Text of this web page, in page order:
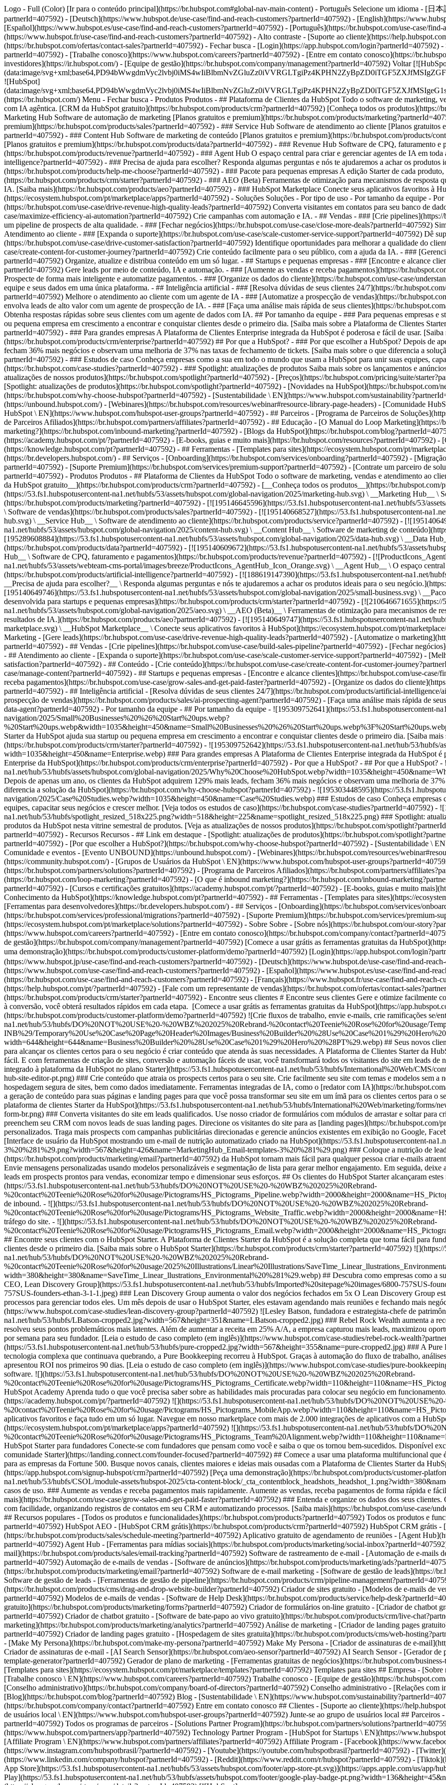
Logo - Full (Color) [Ir para o conteúdo principal](https://br.hubspot.com#global-nav-main-content) - Português Selecione um idioma - [日
partnerId=407592) - [Deutsch](https://www.hubspot.de/use-case/find-and-reach-customers?partnerId=407592) - [English](https://
[Español](https://www.hubspot.es/use-case/find-and-reach-customers?partnerId=407592) - [Português](https://br.hubspot.com/use-case/
(https://www.hubspot.fr/use-case/find-and-reach-customers?partnerId=407592) - Alto contraste - [Suporte ao cliente](https://
(https://br.hubspot.com/ofertas/contact-sales?partnerId=407592) - Fechar busca - [Login](https://app.hubspot.com/login?partnerId=407592)
partnerId=407592) - [Trabalhe conosco](https://www.hubspot.com/careers?partnerId=407592) - [Entre em contato conosco](https://
investidores](https://ir.hubspot.com/) - [Equipe de gestão](https://br.hubspot.com/company/management?partnerId=407592) Voltar
(data:image/
![HubSpot]
(data:image/
(https://br.hubspot.com/) Menu - Fechar busca - Produtos Produtos - ## Plataforma de Clientes da HubSpot Todo o software de marketing,
com IA agêntica. [CRM da HubSpot gratuito](https://br.hubspot.com/products/crm?partnerId=407592) [Conheça todos os produtos](https://
Marketing Hub Software de automação de marketing [Planos gratuitos e premium](https://br.hubspot.com/products/
premium](https://br.hubspot.com/products/sales?partnerId=407592) - ### Service Hub Software de atendimento ao cliente [Planos gratuitos
partnerId=407592) - ### Content Hub Software de marketing de conteúdo [Planos gratuitos e premium](https://br.hubspot.com/products/
[Planos gratuitos e premium](https://br.hubspot.com/products/data?partnerId=407592) - ### Revenue Hub Software de CPQ, faturamento e
(https://br.hubspot.com/products/revenue?partnerId=407592) - ### Agent Hub O espaço central para criar e gerenciar agentes de IA em
intelligence?partnerId=407592) - ### Precisa de ajuda para escolher? Responda algumas perguntas e nós te ajudaremos a achar os
(https://br.hubspot.com/products/help-me-choose?partnerId=407592) - ### Pacote para pequenas empresas A edição Starter de cada
(https://br.hubspot.com/products/crm/starter?partnerId=407592) - ### AEO (Beta) Ferramentas de otimização para mecanismos de resposta
IA. [Saiba mais](https://br.hubspot.com/products/aeo?partnerId=407592) - ### HubSpot Marketplace Conecte seus aplicativos favoritos à
(https://ecosystem.hubspot.com/pt/marketplace/apps?partnerId=407592) - Soluções Soluções - Por tipo de uso - Por tamanho da equipe -
(https://br.hubspot.com/use-case/drive-revenue-high-quality-leads?partnerId=407592) Converta visitantes em contatos para seu banco de
case/maximize-efficiency-ai-automation?partnerId=407592) Crie campanhas com automação e IA. - ## Vendas - ### [Crie
um pipeline de prospects de alta qualidade. - ### [Fechar negócios](https://br.hubspot.com/use-case/close-more-deals?partnerId=407592)
Atendimento ao cliente - ### [Expanda o suporte](https://br.hubspot.com/use-case/scale-customer-service-support?partnerId=407592) Dê
(https://br.hubspot.com/use-case/drive-customer-satisfaction?partnerId=407592) Identifique oportunidades para melhorar a qualidade do
case/create-content-for-customer-journey?partnerId=407592) Crie conteúdo facilmente para o seu público, com a ajuda da IA. - ###
partnerId=407592) Organize, atualize e distribua conteúdo em um só lugar. - ## Startups e pequenas empresas - ### [Encontre e alcance
partnerId=407592) Gere leads por meio de conteúdo, IA e automação. - ### [Aumente as vendas e receba pagamentos](https://
Prospecte de forma mais inteligente e automatize pagamentos. - ### [Organize os dados do cliente](https://br.hubspot.com/use-case/
equipe e seus dados em uma única plataforma. - ## Inteligência artificial - ### [Resolva dúvidas de seus clientes 24/7](https://
partnerId=407592) Melhore o atendimento ao cliente com um agente de IA - ### [Automatize a prospecção de vendas](https://
envolva leads de alto valor com um agente de prospecção de IA. - ### [Faça uma análise mais rápida de seus clientes](https://
Obtenha respostas rápidas sobre seus clientes com um agente de dados com IA. ## Por tamanho da equipe - ### Para pequenas empresas
ou pequena empresa em crescimento a encontrar e conquistar clientes desde o primeiro dia. [Saiba mais sobre a Plataforma de Clientes
partnerId=407592) - ### Para grandes empresas A Plataforma de Clientes Enterprise integrada da HubSpot é poderosa e fácil de usar.
(https://br.hubspot.com/products/crm/enterprise?partnerId=407592) ## Por que a HubSpot? - ### Por que escolher a HubSpot? Depois de
fecham 36% mais negócios e observam uma melhoria de 37% nas taxas de fechamento de tickets. [Saiba mais sobre o que diferencia a
partnerId=407592) - ### Estudos de caso Conheça empresas como a sua em todo o mundo que usam a HubSpot para unir suas equipes,
(https://br.hubspot.com/case-studies?partnerId=407592) - ### Spotlight: atualizações de produtos Saiba mais sobre os lançamentos e
atualizações de nossos produtos](https://br.hubspot.com/spotlight?partnerId=407592) - [Preços](https://br.hubspot.com/pricing/suite/
[Spotlight: atualizações de produtos](https://br.hubspot.com/spotlight?partnerId=407592) - [Novidades na HubSpot](https://br.hubspot.com/
(https://br.hubspot.com/why-choose-hubspot?partnerId=407592) - [Sustentabilidade \ EN](https://www.hubspot.com/
(https://unbound.hubspot.com/) - [Webinares](https://br.hubspot.com/resources/webinar#resource-library-page-headers) - [Comunidade
HubSpot \ EN](https://www.hubspot.com/hubspot-user-groups?partnerId=407592) - ## Parceiros - [Programa de Parceiros de
de Parceiros Afiliados](https://br.hubspot.com/partners/affiliates?partnerId=407592) - ## Educação - [O Manual do Loop
marketing?](https://br.hubspot.com/inbound-marketing?partnerId=407592) - [Blogs da HubSpot](https://br.hubspot.com/
(https://academy.hubspot.com/pt/?partnerId=407592) - [E-books, guias e muito mais](https://br.hubspot.com/resources?partnerId=407592) -
(https://knowledge.hubspot.com/pt?partnerId=407592) - ## Ferramentas - [Templates para sites](https://ecosystem.hubspot.com/pt/
(https://br.developers.hubspot.com/) - ## Serviços - [Onboarding](https://br.hubspot.com/services/onboarding?partnerId=407592) -
partnerId=407592) - [Suporte Premium](https://br.hubspot.com/services/premium-support?partnerId=407592) - [Contrate um parceiro de
partnerId=407592) - Produtos Produtos - ## Plataforma de Clientes da HubSpot Todo o software de marketing, vendas e atendimento ao cliente da HubSpot em uma única plataforma com IA agêntica. - [__CRM da HubSpot gratuito__](https://br.hubspot.com/products/crm?partnerId=407592) - [__Conheça todos os produtos__](https://br.hubspot.com/products/get-started?partnerId=407592) - [![195140668528](https://53.fs1.hubspotusercontent-na1.net/hubfs/53/assets/hubspot.com/global-navigation/2025/marketing-hub.svg) \ __Marketing Hub__ \ Software de automação de marketing](https://br.hubspot.com/products/marketing?partnerId=407592) - [![195146645596](https://53.fs1.hubspotusercontent-na1.net/hubfs/53/assets/hubspot.com/global-navigation/2025/sales-hub.svg) \ __Sales Hub__ \ Software de vendas](https://br.hubspot.com/products/sales?partnerId=407592) - [![195140668527](https://53.fs1.hubspotusercontent-na1.net/hubfs/53/assets/hubspot.com/global-navigation/2025/service-hub.svg) \ __Service Hub__ \ Software de atendimento ao cliente](https://br.hubspot.com/products/service?partnerId=407592) - [![195140649745](https://53.fs1.hubspotusercontent-na1.net/hubfs/53/assets/hubspot.com/global-navigation/2025/content-hub.svg) \ __Content Hub__ \ Software de marketing de conteúdo](https://br.hubspot.com/products/content?partnerId=407592) - [![195289608884](https://53.fs1.hubspotusercontent-na1.net/hubfs/53/assets/hubspot.com/global-navigation/2025/data-hub.svg) \ __Data Hub__ \ Software de gestão de dados](https://br.hubspot.com/products/data?partnerId=407592) - [![195140609672](https://53.fs1.hubspotusercontent-na1.net/hubfs/53/assets/hubspot.com/global-navigation/2025/commerce-hub.svg) \ __Revenue Hub__ \ Software de CPQ, faturamento e pagamentos](https://br.hubspot.com/products/revenue?partnerId=407592) - [![ProductIcons_AgentHub_Icon_Orange](https://53.fs1.hubspotusercontent-na1.net/hubfs/53/assets/webteam-cms-portal/images/breeze/ProductIcons_AgentHub_Icon_Orange.svg) \ __Agent Hub__ \ O espaço central para criar e gerenciar agentes de IA em toda a plataforma](https://br.hubspot.com/products/artificial-intelligence?partnerId=407592) - [![188619147390](https://53.fs1.hubspotusercontent-na1.net/hubfs/53/assets/hubspot.com/global-navigation/help-me-choose-tool.svg) \ __Precisa de ajuda para escolher?__ \ Responda algumas perguntas e nós te ajudaremos a achar os produtos ideais para o seu negócio.](https://br.hubspot.com/products/help-me-choose?partnerId=407592) - [![195140649746](https://53.fs1.hubspotusercontent-na1.net/hubfs/53/assets/hubspot.com/global-navigation/2025/small-business.svg) \ __Pacote para pequenas empresas__ \ A edição Starter de cada produto, desenvolvida para startups e pequenas empresas](https://br.hubspot.com/products/crm/starter?partnerId=407592) - [![210646671655](https://53.fs1.hubspotusercontent-na1.net/hubfs/53/assets/hubspot.com/global-navigation/2025/aeo.svg) \ __AEO (Beta)__ \ Ferramentas de otimização para mecanismos de resposta que rastreiam e melhoram a visibilidade da sua marca nos resultados de IA.](https://br.hubspot.com/products/aeo?partnerId=407592) - [![195140649747](https://53.fs1.hubspotusercontent-na1.net/hubfs/53/assets/hubspot.com/global-navigation/2025/app-marketplace.svg) \ __HubSpot Marketplace__ \ Conecte seus aplicativos favoritos à HubSpot](https://ecosystem.hubspot.com/pt/marketplace/apps?partnerId=407592) - Soluções Soluções - Por tipo de uso - ## Marketing - [Gere leads](https://br.hubspot.com/use-case/drive-revenue-high-quality-leads?partnerId=407592) - [Automatize o marketing](https://br.hubspot.com/use-case/maximize-efficiency-ai-automation?partnerId=407592) - ## Vendas - [Crie pipelines](https://br.hubspot.com/use-case/build-sales-pipeline?partnerId=407592) - [Fechar negócios](https://br.hubspot.com/use-case/close-more-deals?partnerId=407592) - ## Atendimento ao cliente - [Expanda o suporte](https://br.hubspot.com/use-case/scale-customer-service-support?partnerId=407592) - [Melhore a retenção](https://br.hubspot.com/use-case/drive-customer-satisfaction?partnerId=407592) - ## Conteúdo - [Crie conteúdo](https://br.hubspot.com/use-case/create-content-for-customer-journey?partnerId=407592) - [Gerencie conteúdo](https://br.hubspot.com/use-case/manage-content?partnerId=407592) - ## Startups e pequenas empresas - [Encontre e alcance clientes](https://br.hubspot.com/use-case/find-and-reach-customers?partnerId=407592) - [Aumente as vendas e receba pagamentos](https://br.hubspot.com/use-case/grow-sales-and-get-paid-faster?partnerId=407592) - [Organize os dados do cliente](https://br.hubspot.com/use-case/understand-and-organize-customer-data?partnerId=407592) - ## Inteligência artificial - [Resolva dúvidas de seus clientes 24/7](https://br.hubspot.com/products/artificial-intelligence/ai-customer-service-agent?partnerId=407592) - [Automatize a prospecção de vendas](https://br.hubspot.com/products/sales/ai-prospecting-agent?partnerId=407592) - [Faça uma análise mais rápida de seus clientes](https://br.hubspot.com/products/artificial-intelligence/ai-data-agent?partnerId=407592) - Por tamanho da equipe - ## Por tamanho da equipe - ![195309752641](https://53.fs1.hubspotusercontent-na1.net/hub/53/hubfs/assets/hubspot.com/global-navigation/2025/Small%20Businesses%20%26%20Start%20ups.webp?%20Start%20ups.webp&width=1035&height=450&name=Small%20Businesses%20%26%20Start%20ups.webp%3F%20Start%20ups.webp) ### Para pequenas empresas e startups A Plataforma de Clientes Starter da HubSpot ajuda sua startup ou pequena empresa em crescimento a encontrar e conquistar clientes desde o primeiro dia. [Saiba mais sobre a Plataforma de Clientes Starter da HubSpot](https://br.hubspot.com/products/crm/starter?partnerId=407592) -
- [Facebook](https://
(https://www.instagram.com/hubspotbrasil/?partnerId=407592) - [Youtube](https://youtube.com/hubspotbrasil?partnerId=407592) -
(https://www.linkedin.com/company/hubspot?partnerId=407592) - [Reddit](https://www.reddit.com/r/hubspot?partnerId=407592) -
App Store](https://53.fs1.hubspotusercontent-na1.net/hubfs/53/assets/hubspot.com/footer/app-store-pt.svg)](https://apps.apple.com/us/
Play](https://53.fs1.hubspotusercontent-na1.net/hub/53/hubfs/assets/hubspot.com/footer/google-play-badge-